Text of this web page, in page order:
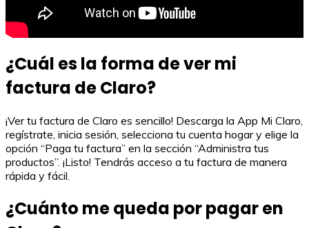
¿Cuál es la forma de ver mi
factura de Claro?
¡Ver tu factura de Claro es sencillo! Descarga la App Mi Claro,
regístrate, inicia sesión, selecciona tu cuenta hogar y elige la
opción “Paga tu factura” en la sección “Administra tus
productos”. ¡Listo! Tendrás acceso a tu factura de manera
rápida y fácil.
¿Cuánto me queda por pagar en